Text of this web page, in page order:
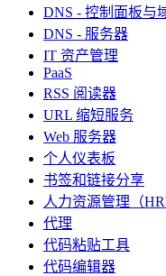
DNS - 控制面板与
DNS - 服务器
IT 资产管理
PaaS
RSS 阅读器
URL 缩短服务
Web 服务器
个人仪表板
书签和链接分享
人力资源管理（
代理
代码粘贴工具
代码编辑器